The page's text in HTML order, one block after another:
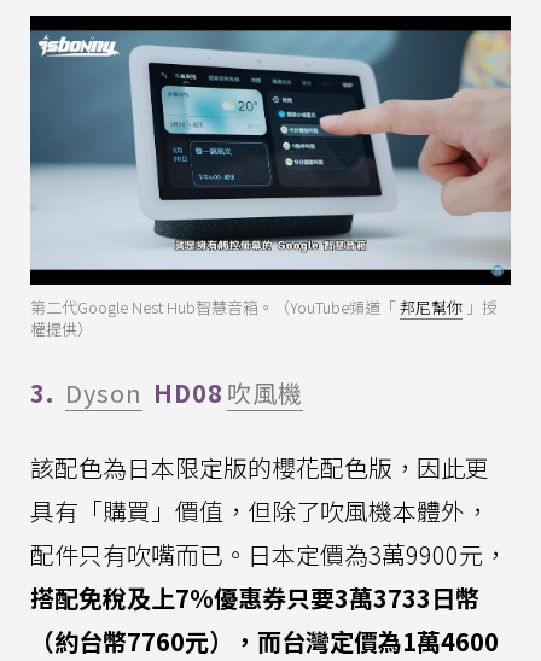
第二代Google Nest Hub智慧音箱。（YouTube頻道「邦尼幫你 」授
權提供）
3. Dyson HD08 吹風機
該配色為日本限定版的櫻花配色版，因此更
具有「購買」價值，但除了吹風機本體外，
配件只有吹嘴而已。日本定價為3萬9900元，
搭配免稅及上7%優惠券只要3萬3733日幣
（約台幣7760元），而台灣定價為1萬4600